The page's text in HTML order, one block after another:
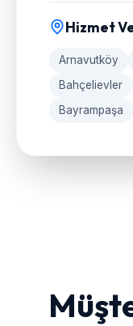
Hizmet
Arnavutköy
Bahçelievler
Bayrampaşa